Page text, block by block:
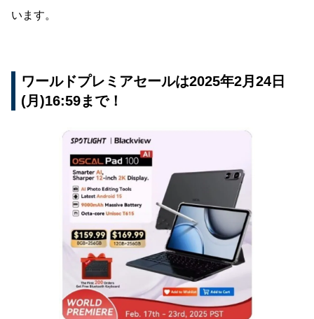
います。
ワールドプレミアセールは2025年2月24日
(月)16:59まで！